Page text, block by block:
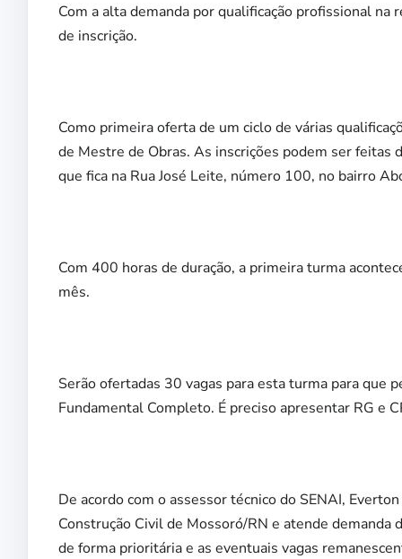
Com a alta demanda por qualificação profissional
de inscrição.
Como primeira oferta de um ciclo de várias
de Mestre de Obras. As inscrições podem ser feitas
que fica na Rua José Leite, número 100, no bairro
Com 400 horas de duração, a primeira turma
mês.
Serão ofertadas 30 vagas para esta turma para que
Fundamental Completo. É preciso apresentar RG e
De acordo com o assessor técnico do SENAI,
Construção Civil de Mossoró/RN e atende
de forma prioritária e as eventuais vagas